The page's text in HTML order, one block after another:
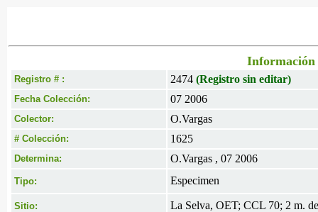
Información
Registro # : 2474 (Registro sin editar)
Fecha Colección: 07 2006
Colector: O.Vargas
# Colección: 1625
Determina: O.Vargas , 07 2006
Tipo: Especimen
Sitio: La Selva, OET; CCL 70; 2 m.